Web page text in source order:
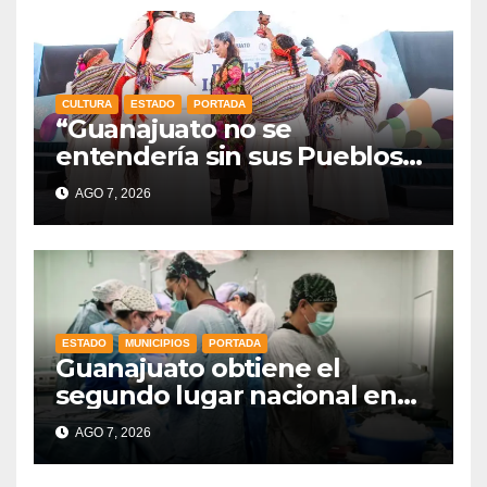
CULTURA ESTADO PORTADA
“Guanajuato no se
entendería sin sus Pueblos
Indígenas”: Libia Dennise
fortalece el orgullo del
AGO 7, 2026
ESTADO MUNICIPIOS PORTADA
Guanajuato obtiene el
segundo lugar nacional en
procuración de órganos
AGO 7, 2026